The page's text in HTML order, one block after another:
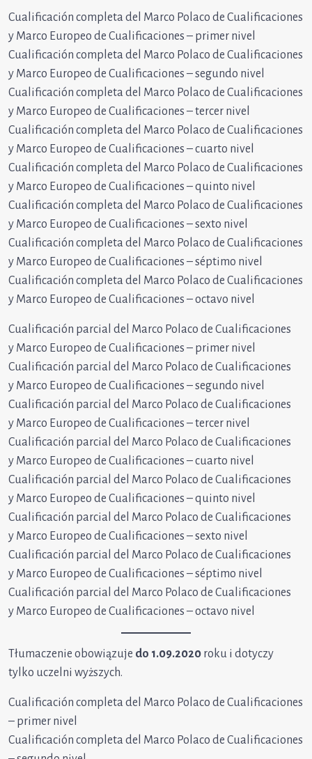
Cualificación completa del Marco Polaco de Cualificaciones
y Marco Europeo de Cualificaciones – primer nivel
Cualificación completa del Marco Polaco de Cualificaciones
y Marco Europeo de Cualificaciones – segundo nivel
Cualificación completa del Marco Polaco de Cualificaciones
y Marco Europeo de Cualificaciones – tercer nivel
Cualificación completa del Marco Polaco de Cualificaciones
y Marco Europeo de Cualificaciones – cuarto nivel
Cualificación completa del Marco Polaco de Cualificaciones
y Marco Europeo de Cualificaciones – quinto nivel
Cualificación completa del Marco Polaco de Cualificaciones
y Marco Europeo de Cualificaciones – sexto nivel
Cualificación completa del Marco Polaco de Cualificaciones
y Marco Europeo de Cualificaciones – séptimo nivel
Cualificación completa del Marco Polaco de Cualificaciones
y Marco Europeo de Cualificaciones – octavo nivel
Cualificación parcial del Marco Polaco de Cualificaciones
y Marco Europeo de Cualificaciones – primer nivel
Cualificación parcial del Marco Polaco de Cualificaciones
y Marco Europeo de Cualificaciones – segundo nivel
Cualificación parcial del Marco Polaco de Cualificaciones
y Marco Europeo de Cualificaciones – tercer nivel
Cualificación parcial del Marco Polaco de Cualificaciones
y Marco Europeo de Cualificaciones – cuarto nivel
Cualificación parcial del Marco Polaco de Cualificaciones
y Marco Europeo de Cualificaciones – quinto nivel
Cualificación parcial del Marco Polaco de Cualificaciones
y Marco Europeo de Cualificaciones – sexto nivel
Cualificación parcial del Marco Polaco de Cualificaciones
y Marco Europeo de Cualificaciones – séptimo nivel
Cualificación parcial del Marco Polaco de Cualificaciones
y Marco Europeo de Cualificaciones – octavo nivel
Tłumaczenie obowiązuje do 1.09.2020 roku i dotyczy
tylko uczelni wyższych.
Cualificación completa del Marco Polaco de Cualificaciones
– primer nivel
Cualificación completa del Marco Polaco de Cualificaciones